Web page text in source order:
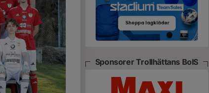
Sponsorer Trollhättans BoIS